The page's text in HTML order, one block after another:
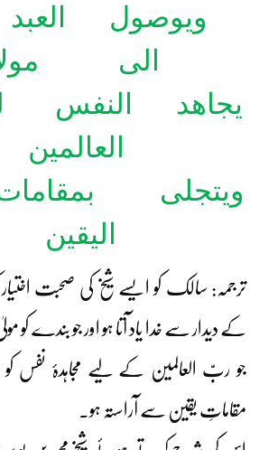
ویوصول
الی
یجاھد
العالمین
ویتجلی
الیقین
ترجمہ: سالک کو ایسے شیخ کی صحبت
کے دیدار سے خدا یاد آتا ہو اور جو بندے کو
جو ربّ العالمین کے لیے مجاہدۂ نفس
مقاماتِ یقین سے آراستہ ہو۔